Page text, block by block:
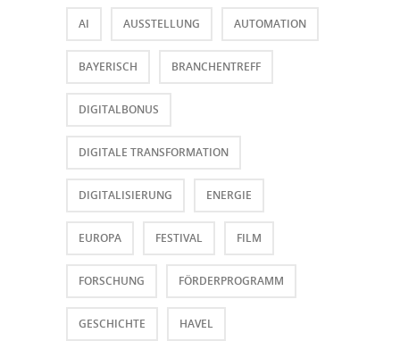
AI AUSSTELLUNG AUTOMATION
BAYERISCH BRANCHENTREFF
DIGITALBONUS
DIGITALE TRANSFORMATION
DIGITALISIERUNG ENERGIE
EUROPA FESTIVAL FILM
FORSCHUNG FÖRDERPROGRAMM
GESCHICHTE HAVEL